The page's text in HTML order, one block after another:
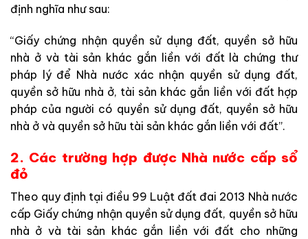
định nghĩa như sau:
“Giấy chứng nhận quyền sử dụng đất, quyền sở hữu
nhà ở và tài sản khác gắn liền với đất là chứng thư
pháp lý để Nhà nước xác nhận quyền sử dụng đất,
quyền sở hữu nhà ở, tài sản khác gắn liền với đất hợp
pháp của người có quyền sử dụng đất, quyền sở hữu
nhà ở và quyền sở hữu tài sản khác gắn liền với đất”.
2. Các trường hợp được Nhà nước cấp sổ
đỏ
Theo quy định tại điều 99 Luật đất đai 2013 Nhà nước
cấp Giấy chứng nhận quyền sử dụng đất, quyền sở hữu
nhà ở và tài sản khác gắn liền với đất cho những